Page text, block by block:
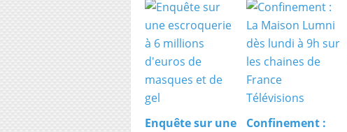
Enquête sur une
Confinement :